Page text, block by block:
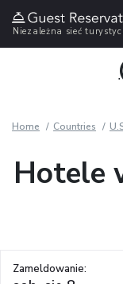
Niezależna sieć
Home Countries
Hotele
Zameldowanie: